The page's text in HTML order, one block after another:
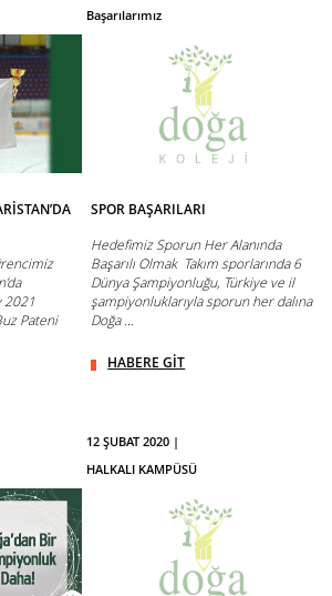
2021
Pateni
Başarılarımız
SPOR BAŞARILARI
Hedefimiz Sporun Her Alanında
Başarılı Olmak Takım sporlarında 6
Dünya Şampiyonluğu, Türkiye ve il
şampiyonluklarıyla sporun her dalına
Doğa ...
HABERE GİT
12 ŞUBAT 2020 |
HALKALI KAMPÜSÜ